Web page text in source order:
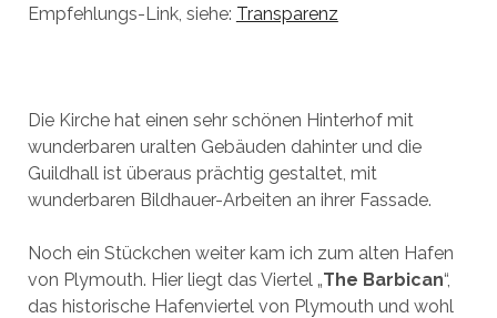
Empfehlungs-Link, siehe: Transparenz
Die Kirche hat einen sehr schönen Hinterhof mit
wunderbaren uralten Gebäuden dahinter und die
Guildhall ist überaus prächtig gestaltet, mit
wunderbaren Bildhauer-Arbeiten an ihrer Fassade.
Noch ein Stückchen weiter kam ich zum alten Hafen
von Plymouth. Hier liegt das Viertel „The Barbican“,
das historische Hafenviertel von Plymouth und wohl